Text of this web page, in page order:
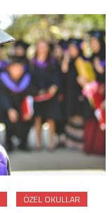
ÖZEL OKULLAR